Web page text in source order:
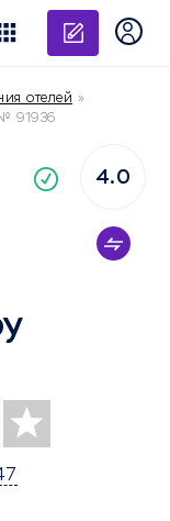
отелей »
91936
4.0